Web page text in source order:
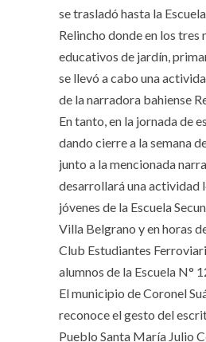
se trasladó hasta la
Relincho donde en los tres
educativos de jardín,
se llevó a cabo una
de la narradora bahiense
En tanto, en la jornada de
dando cierre a la semana
junto a la mencionada
desarrollará una actividad
jóvenes de la Escuela
Villa Belgrano y en horas
Club Estudiantes
alumnos de la Escuela N°
El municipio de Coronel
reconoce el gesto del
Pueblo Santa María Julio